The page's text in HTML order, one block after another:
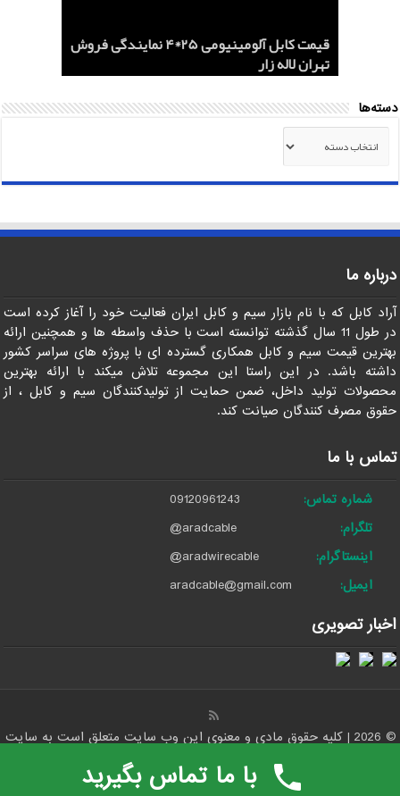
قیمت کابل آلومینیومی 25*4 نمایندگی فروش
تهران لاله زار
هادی آلومینیومی هوایی 50*1 AAC و AAAC
صادرات ماهان کابل
هادی هوایی آلومینیومی AAC و ACSR
صادرات به عراق + ماهان کابل امیر
کابل اردستان 2.5*3 لاستیکی نسوز لیست
قیمت روز
کابل 1.5*2 لاستیکی اردستان مرکز خرید
دسته‌ها
درباره ما
آراد کابل که با نام بازار سیم و کابل ایران فعالیت خود را آغاز کرده است
در طول 11 سال گذشته توانسته است با حذف واسطه ها و همچنین ارائه
بهترین قیمت سیم و کابل همکاری گسترده ای با پروژه های سراسر کشور
داشته باشد. در این راستا این مجموعه تلاش میکند با ارائه بهترین
محصولات تولید داخل، ضمن حمایت از تولیدکنندگان سیم و کابل ، از
حقوق مصرف کنندگان صیانت کند.
تماس با ما
شماره تماس:
09120961243
تلگرام:
@aradcable
اینستاگرام:
@aradwirecable
ایمیل:
aradcable@gmail.com
اخبار تصویری
© 2026 | کلیه حقوق مادی و معنوی این وب سایت متعلق است به سایت
صادرات کالا با آرادبرندینگ
با ما تماس بگیرید